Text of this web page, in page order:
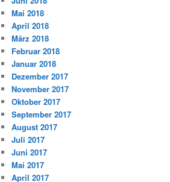
Mai 2018
April 2018
März 2018
Februar 2018
Januar 2018
Dezember 2017
November 2017
Oktober 2017
September 2017
August 2017
Juli 2017
Juni 2017
Mai 2017
April 2017